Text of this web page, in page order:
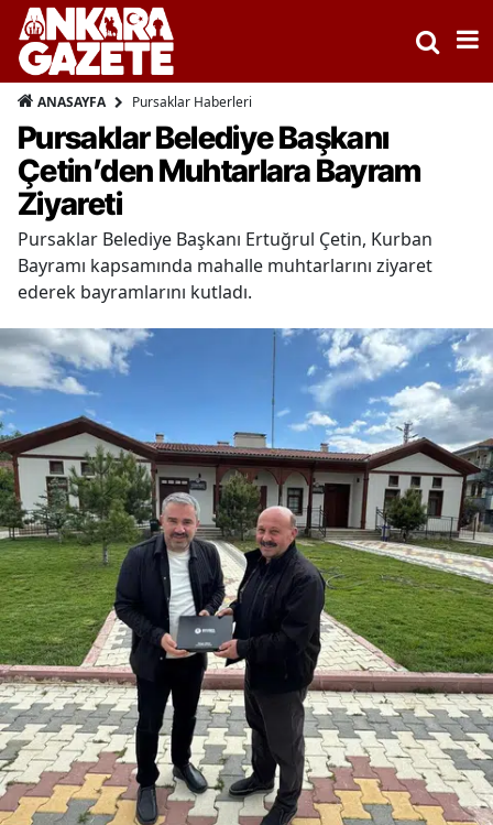
ANASAYFA Pursaklar Haberleri
Pursaklar Belediye Başkanı
Çetin’den Muhtarlara Bayram
Ziyareti
Pursaklar Belediye Başkanı Ertuğrul Çetin, Kurban
Bayramı kapsamında mahalle muhtarlarını ziyaret
ederek bayramlarını kutladı.